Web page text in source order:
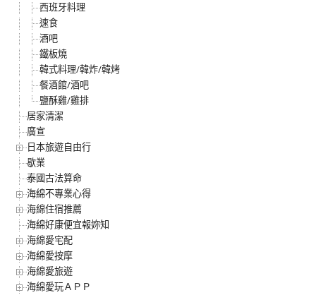
西班牙料理
速食
酒吧
鐵板燒
韓式料理/韓炸/韓烤
餐酒館/酒吧
鹽酥雞/雞排
居家清潔
廣宣
日本旅遊自由行
歇業
泰國古法算命
海綿不專業心得
海綿住宿推薦
海綿好康便宜報妳知
海綿愛宅配
海綿愛按摩
海綿愛旅遊
海綿愛玩ＡＰＰ